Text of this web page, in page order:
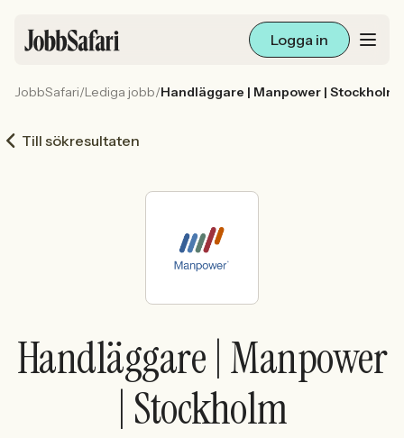
Logga in
Arbetsliv och karriär
För arbetsgivare
Sök med AI
Ny här? Skapa konto
JobbSafari/Lediga jobb/Handläggare | Manpower | Stockholm
Till sökresultaten
Handläggare | Manpower
| Stockholm